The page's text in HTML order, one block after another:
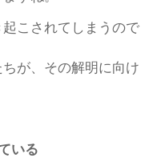
こされてしまうので
が、その解明に向け
いる